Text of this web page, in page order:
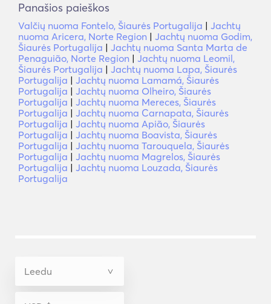
Panašios paieškos
Valčių nuoma Fontelo, Šiaurės Portugalija | Jachtų
nuoma Aricera, Norte Region | Jachtų nuoma Godim,
Šiaurės Portugalija | Jachtų nuoma Santa Marta de
Penaguião, Norte Region | Jachtų nuoma Leomil,
Šiaurės Portugalija | Jachtų nuoma Lapa, Šiaurės
Portugalija | Jachtų nuoma Lamamá, Šiaurės
Portugalija | Jachtų nuoma Olheiro, Šiaurės
Portugalija | Jachtų nuoma Mereces, Šiaurės
Portugalija | Jachtų nuoma Carnapata, Šiaurės
Portugalija | Jachtų nuoma Apião, Šiaurės
Portugalija | Jachtų nuoma Boavista, Šiaurės
Portugalija | Jachtų nuoma Tarouquela, Šiaurės
Portugalija | Jachtų nuoma Magrelos, Šiaurės
Portugalija | Jachtų nuoma Louzada, Šiaurės
Portugalija